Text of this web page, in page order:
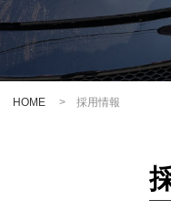
HOME > 採用情報